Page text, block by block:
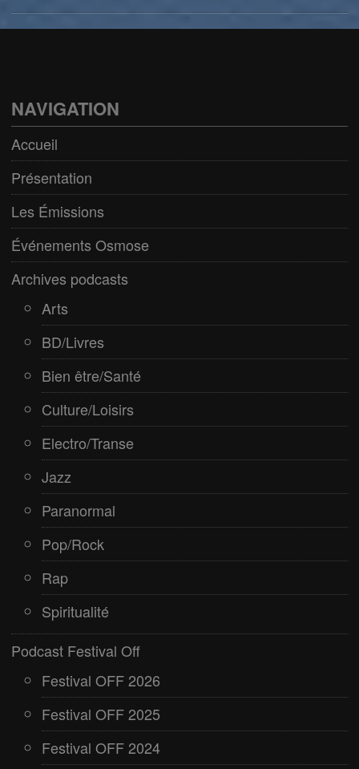
Arts
Bien être/Santé
Culture/Loisirs
Electro/Transe
Paranormal
Pop/Rock
Rap
Spiritualité
NAVIGATION
Accueil
Présentation
Les Émissions
Événements Osmose
Archives podcasts
Arts
BD/Livres
Bien être/Santé
Culture/Loisirs
Electro/Transe
Jazz
Paranormal
Pop/Rock
Rap
Spiritualité
Podcast Festival Off
Festival OFF 2026
Festival OFF 2025
Festival OFF 2024